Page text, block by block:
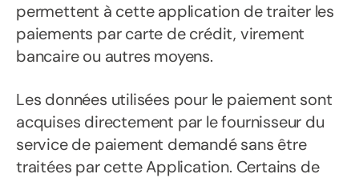
permettent à cette application de traiter les
paiements par carte de crédit, virement
bancaire ou autres moyens.
Les données utilisées pour le paiement sont
acquises directement par le fournisseur du
service de paiement demandé sans être
traitées par cette Application. Certains de